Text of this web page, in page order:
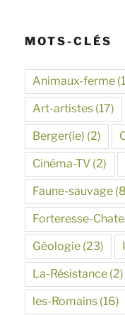
MOTS-CLÉS
Animaux-ferme
Art-artistes (17)
Berger(ie) (2)
Cinéma-TV (2)
Faune-sauvage
Forteresse-
Géologie (23)
La-Résistance (2)
les-Romains (16)